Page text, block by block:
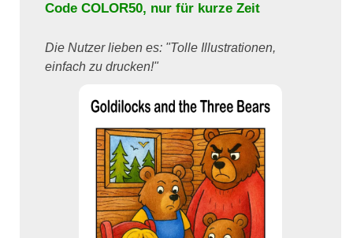
Code COLOR50, nur für kurze Zeit
Die Nutzer lieben es: "Tolle Illustrationen,
einfach zu drucken!"